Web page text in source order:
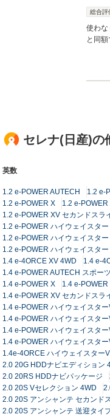
総合評
使わな
と同
お世
ざい
セレナ(日産)の
英数
1.2 e-POWER AUTECH 1.2 e-
1.2 e-POWER X
1.2 e-
1.2 e-POWER XV セカンドスラ
1.2 e-POWER ハイウェイスター
1.2 e-POWER ハイウェイスタ
1.2 e-POWER ハイウェイスタ
1.4 e-4ORCE XV 4WD
1.4 e-
1.4 e-POWER AUTECH スポー
1.4 e-POWER X
1.4 e-
1.4 e-POWER XV セカンドスラ
1.4 e-POWER ハイウェイスタ
1.4 e-POWER ハイウェイスタ
1.4 e-POWER ハイウェイスタ
1.4 e-POWER ハイウェイスタ
1.4e-4ORCE ハイウェイスター
2.0 20G HDDナビエディション
2.0 20RS HDDナビパッケージ
2.0 20S Vセレクション 4WD
2.0 20S アンシャンテ セカンド
2.0 20S アンシャンテ 送迎タイ